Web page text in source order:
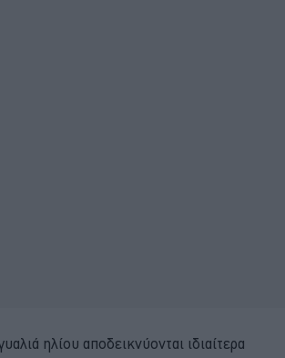
ηλίου αποδεικνύονται ιδιαίτερα